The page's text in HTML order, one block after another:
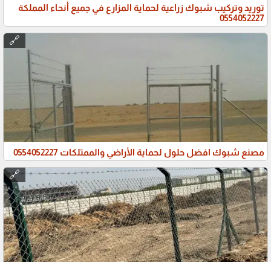
توريد وتركيب شبوك زراعية لحماية المزارع في جميع أنحاء المملكة
0554052227
مصنع شبوك افضل حلول لحماية الأراضي والممتلكات 0554052227
🔗
🔗